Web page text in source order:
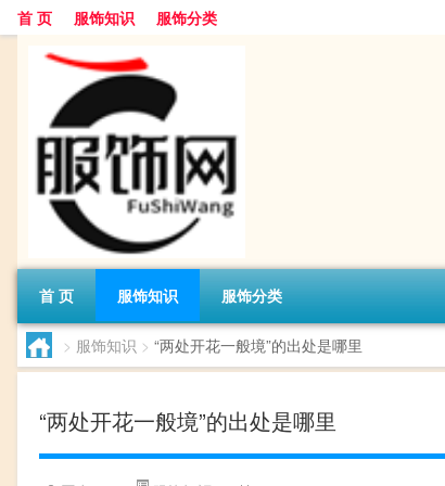
首 页 服饰知识 服饰分类
首 页 服饰知识 服饰分类
> 服饰知识 > “两处开花一般境”的出处是哪里
“两处开花一般境”的出处是哪里